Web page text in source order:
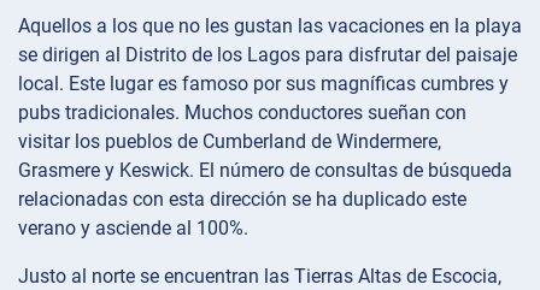
Aquellos a los que no les gustan las vacaciones en la playa
se dirigen al Distrito de los Lagos para disfrutar del paisaje
local. Este lugar es famoso por sus magníficas cumbres y
pubs tradicionales. Muchos conductores sueñan con
visitar los pueblos de Cumberland de Windermere,
Grasmere y Keswick. El número de consultas de búsqueda
relacionadas con esta dirección se ha duplicado este
verano y asciende al 100%.
Justo al norte se encuentran las Tierras Altas de Escocia,